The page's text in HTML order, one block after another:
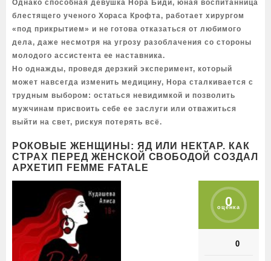
Однако способная девушка Нора Биди, юная воспитанница
блестящего ученого Хораса Крофта, работает хирургом
«под прикрытием» и не готова отказаться от любимого
дела, даже несмотря на угрозу разоблачения со стороны
молодого ассистента ее наставника.
Но однажды, проведя дерзкий эксперимент, который
может навсегда изменить медицину, Нора сталкивается с
трудным выбором: остаться невидимкой и позволить
мужчинам присвоить себе ее заслуги или отважиться
выйти на свет, рискуя потерять всё.
РОКОВЫЕ ЖЕНЩИНЫ: ЯД ИЛИ НЕКТАР. КАК
СТРАХ ПЕРЕД ЖЕНСКОЙ СВОБОДОЙ СОЗДАЛ
АРХЕТИП FEMME FATALE
0
оценка
0